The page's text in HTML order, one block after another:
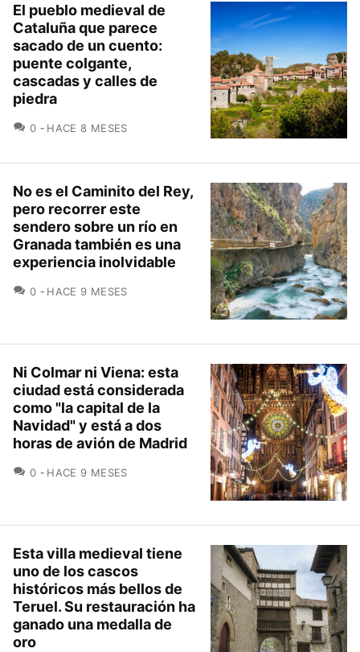
El pueblo medieval de
Cataluña que parece
sacado de un cuento:
puente colgante,
cascadas y calles de
piedra
0 COMENTARIOS
HACE 8 MESES
No es el Caminito del Rey,
pero recorrer este
sendero sobre un río en
Granada también es una
experiencia inolvidable
0 COMENTARIOS
HACE 9 MESES
Ni Colmar ni Viena: esta
ciudad está considerada
como "la capital de la
Navidad" y está a dos
horas de avión de Madrid
0 COMENTARIOS
HACE 9 MESES
Esta villa medieval tiene
uno de los cascos
históricos más bellos de
Teruel. Su restauración ha
ganado una medalla de
oro